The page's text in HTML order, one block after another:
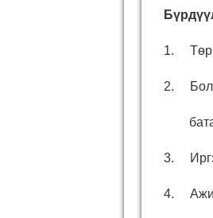
1.
2.
3.
4. Ажил